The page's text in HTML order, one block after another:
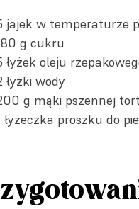
jajek w temperaturze
g cukru
łyżek oleju
łyżki wody
g mąki pszennej
łyżeczka proszku do